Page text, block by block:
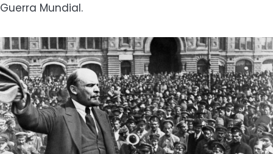
Guerra Mundial.